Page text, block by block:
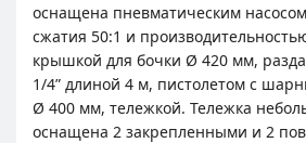
оснащена пневматическим
сжатия 50:1 и
крышкой для бочки Ø 420 мм,
1/4” длиной 4 м, пистолетом с
Ø 400 мм, тележкой. Тележка
оснащена 2 закрепленными и 2